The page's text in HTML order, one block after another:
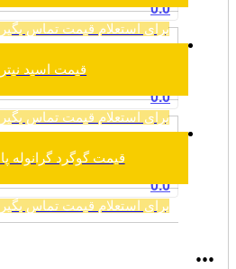
0.0
برای استعلام قیمت تماس
قیمت اسید
0.0
برای استعلام قیمت تماس
قیمت گوگرد گرانوله
0.0
برای استعلام قیمت تماس
...